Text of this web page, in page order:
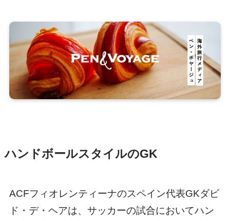
ハンドボールスタイルのGK
ACFフィオレンティーナのスペイン代表GKダビ
ド・デ・ヘアは、サッカーの試合においてハン